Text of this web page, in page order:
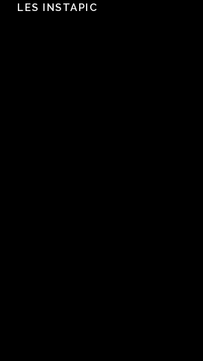
LES INSTAPIC